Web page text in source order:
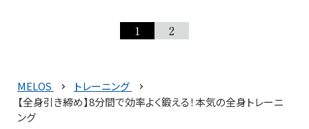
1 2
MELOS
トレーニング
【全身引き締め】8分間で効率よく鍛える！本気の全身トレーニ
ング